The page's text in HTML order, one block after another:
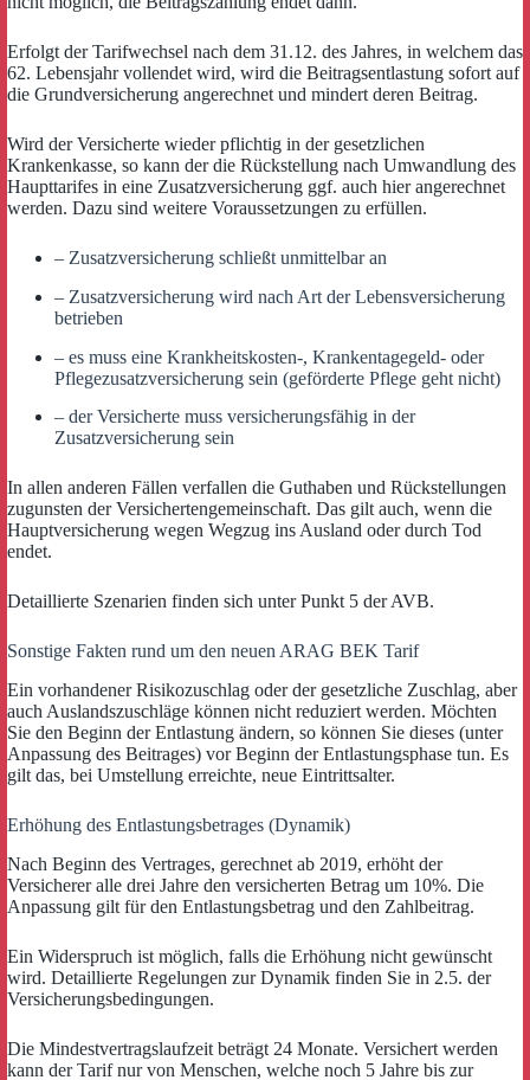
Erfolgt der Tarifwechsel nach dem 31.12. des Jahres, in welchem das
62. Lebensjahr vollendet wird, wird die Beitragsentlastung sofort auf
die Grundversicherung angerechnet und mindert deren Beitrag.
Wird der Versicherte wieder pflichtig in der gesetzlichen
Krankenkasse, so kann der die Rückstellung nach Umwandlung des
Haupttarifes in eine Zusatzversicherung ggf. auch hier angerechnet
werden. Dazu sind weitere Voraussetzungen zu erfüllen.
– Zusatzversicherung schließt unmittelbar an
– Zusatzversicherung wird nach Art der Lebensversicherung
betrieben
– es muss eine Krankheitskosten-, Krankentagegeld- oder
Pflegezusatzversicherung sein (geförderte Pflege geht nicht)
– der Versicherte muss versicherungsfähig in der
Zusatzversicherung sein
In allen anderen Fällen verfallen die Guthaben und Rückstellungen
zugunsten der Versichertengemeinschaft. Das gilt auch, wenn die
Hauptversicherung wegen Wegzug ins Ausland oder durch Tod
endet.
Detaillierte Szenarien finden sich unter Punkt 5 der AVB.
Sonstige Fakten rund um den neuen ARAG BEK Tarif
Ein vorhandener Risikozuschlag oder der gesetzliche Zuschlag, aber
auch Auslandszuschläge können nicht reduziert werden. Möchten
Sie den Beginn der Entlastung ändern, so können Sie dieses (unter
Anpassung des Beitrages) vor Beginn der Entlastungsphase tun. Es
gilt das, bei Umstellung erreichte, neue Eintrittsalter.
Erhöhung des Entlastungsbetrages (Dynamik)
Nach Beginn des Vertrages, gerechnet ab 2019, erhöht der
Versicherer alle drei Jahre den versicherten Betrag um 10%. Die
Anpassung gilt für den Entlastungsbetrag und den Zahlbeitrag.
Ein Widerspruch ist möglich, falls die Erhöhung nicht gewünscht
wird. Detaillierte Regelungen zur Dynamik finden Sie in 2.5. der
Versicherungsbedingungen.
Die Mindestvertragslaufzeit beträgt 24 Monate. Versichert werden
kann der Tarif nur von Menschen, welche noch 5 Jahre bis zur